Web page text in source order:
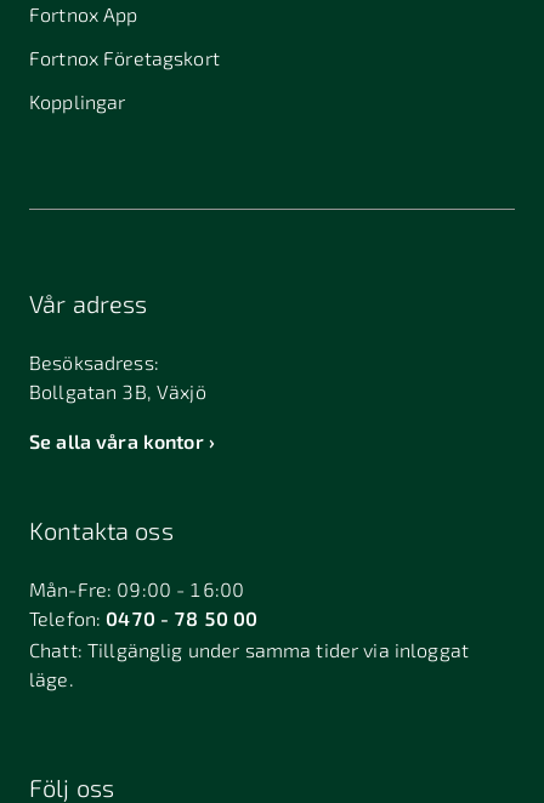
Fortnox App
Fortnox Företagskort
Kopplingar
Vår adress
Besöksadress:
Bollgatan 3B, Växjö
Se alla våra kontor
Kontakta oss
Mån-Fre: 09:00 - 16:00
Telefon:0470 - 78 50 00
Chatt:Tillgänglig under samma tider via inloggat
läge.
Följ oss